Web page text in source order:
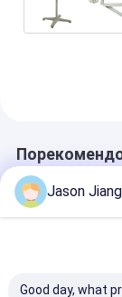
Jason Jiang
Good day, what